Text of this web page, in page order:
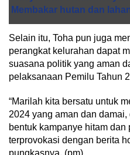
Membakar hutan dan
Selain itu, Toha pun juga
perangkat kelurahan dapat
suasana politik yang aman
pelaksanaan Pemilu Tahun
“Marilah kita bersatu untuk
2024 yang aman dan
bentuk kampanye hitam
terprovokasi dengan berita
pungkasnya. (pm)